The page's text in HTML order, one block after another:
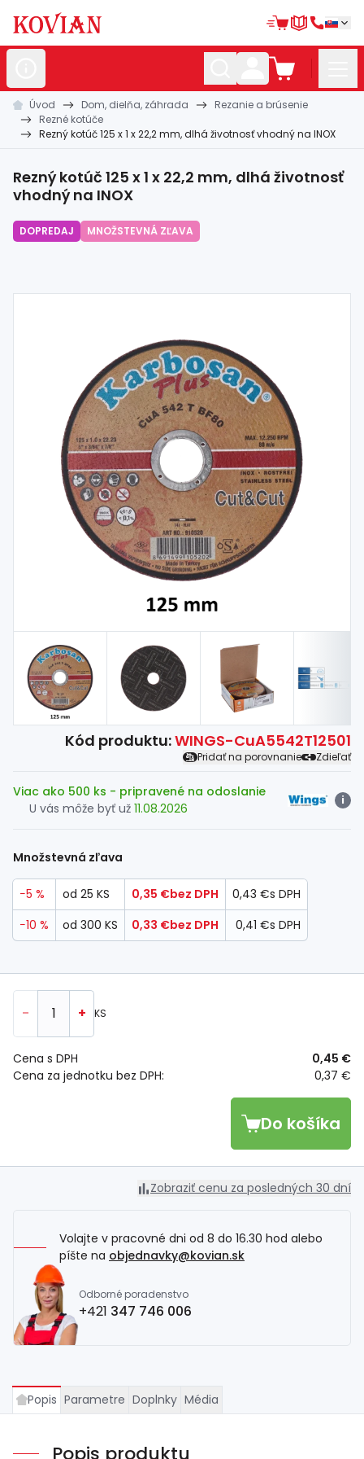
Nerezovépolotovary
Hliníkovépolotovary
Kované polotovary
Zábradlia a
Bránovésystémy
materiál
Úvod Dom, dielňa, záhrada
Rezanie a brúsenie
Rezné kotúče
Rezný kotúč 125 x 1 x 22,2 mm, dlhá životnosť vhodný na INOX
Rezný kotúč 125 x 1 x 22,2 mm, dlhá životnosť
vhodný na INOX
DOPREDAJ MNOŽSTEVNÁ ZĽAVA
Kód produktu:WINGS-CuA5542T12501
Pridať na porovnanie Zdieľať
Viac ako 500 ks - pripravené na odoslanie
U vás môže byť už 11.08.2026
i
Množstevná zľava
−5 % od 25 KS 0,35 €bez DPH 0,43 €s DPH
−10 %
od 300 KS 0,33 €bez DPH 0,41 €s DPH
- + KS
Cena za jednotku bez DPH: 0,37 €
Cena s DPH 0,45 €
Do košíka
Zobraziť cenu za posledných 30 dní
Volajte v pracovné dni od 8 do 16.30 hod alebo
píšte na objednavky@kovian.sk
Odborné poradenstvo
+421 347 746 006
Popis Parametre Doplnky Média
Popis produktu